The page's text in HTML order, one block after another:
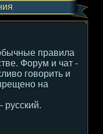
правила
Форум и чат -
говорить и
на